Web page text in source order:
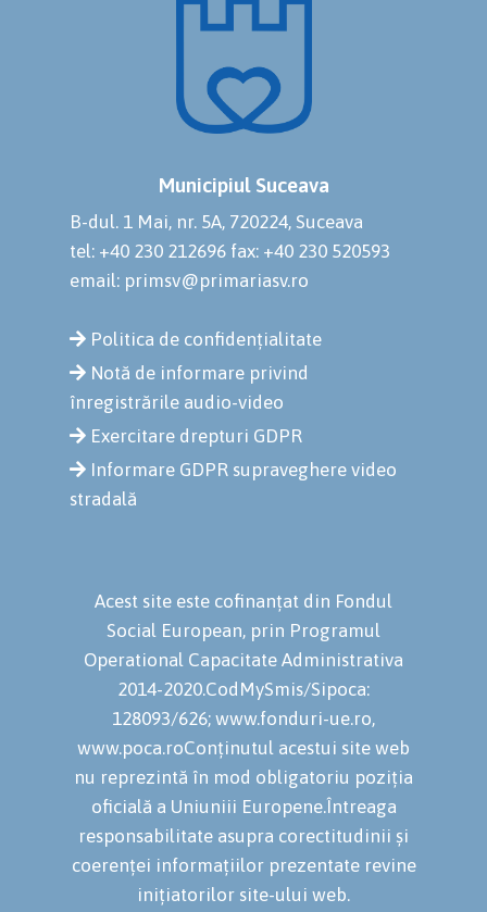
Municipiul Suceava
B-dul. 1 Mai, nr. 5A, 720224, Suceava
tel: +40 230 212696 fax: +40 230 520593
email: primsv@primariasv.ro
Politica de confidențialitate
Notă de informare privind
înregistrările audio-video
Exercitare drepturi GDPR
Informare GDPR supraveghere video
stradală
Acest site este cofinanțat din Fondul
Social European, prin Programul
Operational Capacitate Administrativa
2014-2020.CodMySmis/Sipoca:
128093/626; www.fonduri-ue.ro,
www.poca.roConținutul acestui site web
nu reprezintă în mod obligatoriu poziția
oficială a Uniuniii Europene.Întreaga
responsabilitate asupra corectitudinii și
coerenței informațiilor prezentate revine
inițiatorilor site-ului web.